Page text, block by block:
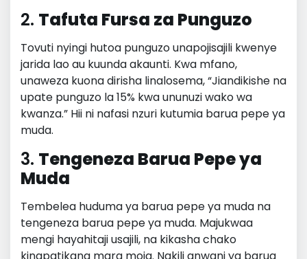
2. Tafuta Fursa za Punguzo
Tovuti nyingi hutoa punguzo unapojisajili kwenye
jarida lao au kuunda akaunti. Kwa mfano,
unaweza kuona dirisha linalosema, “Jiandikishe na
upate punguzo la 15% kwa ununuzi wako wa
kwanza.” Hii ni nafasi nzuri kutumia barua pepe ya
muda.
3. Tengeneza Barua Pepe ya
Muda
Tembelea huduma ya barua pepe ya muda na
tengeneza barua pepe ya muda. Majukwaa
mengi hayahitaji usajili, na kikasha chako